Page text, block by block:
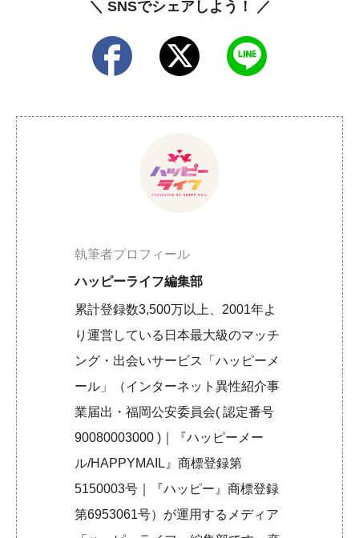
＼ SNSでシェアしよう！ ／
執筆者プロフィール
ハッピーライフ編集部
累計登録数3,500万以上、2001年よ
り運営している日本最大級のマッチ
ング・出会いサービス「ハッピーメ
ール」（インターネット異性紹介事
業届出・福岡公安委員会( 認定番号
90080003000 )｜『ハッピーメー
ル/HAPPYMAIL』商標登録第
5150003号｜『ハッピー』商標登録
第6953061号）が運用するメディア